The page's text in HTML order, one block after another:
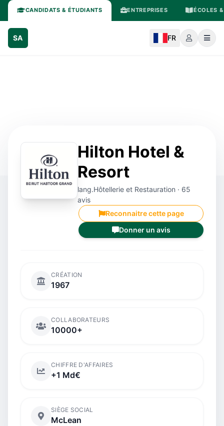
CANDIDATS & ÉTUDIANTS ENTREPRISES ÉCOLES
SA FR
Hilton Hotel &
Resort
lang.Hôtellerie et Restauration · 65
avis
Reconnaitre cette page
Donner un avis
CRÉATION
1967
COLLABORATEURS
10000+
CHIFFRE D'AFFAIRES
+1 Md€
SIÈGE SOCIAL
McLean